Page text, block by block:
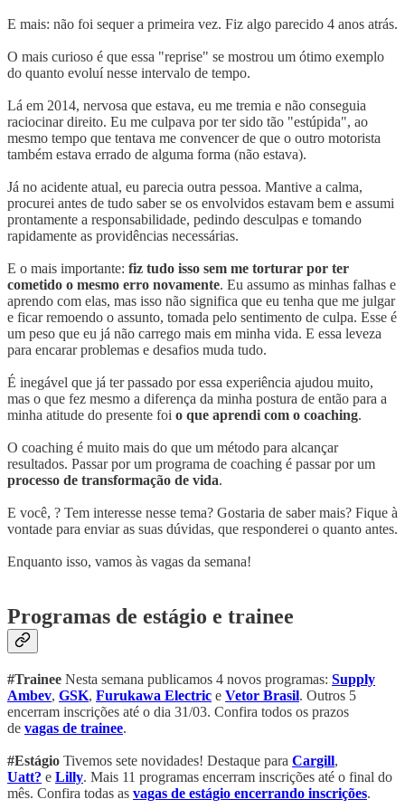
E mais: não foi sequer a primeira vez. Fiz algo parecido 4 anos atrás.
O mais curioso é que essa "reprise" se mostrou um ótimo exemplo
do quanto evoluí nesse intervalo de tempo.
Lá em 2014, nervosa que estava, eu me tremia e não conseguia
raciocinar direito. Eu me culpava por ter sido tão "estúpida", ao
mesmo tempo que tentava me convencer de que o outro motorista
também estava errado de alguma forma (não estava).
Já no acidente atual, eu parecia outra pessoa. Mantive a calma,
procurei antes de tudo saber se os envolvidos estavam bem e assumi
prontamente a responsabilidade, pedindo desculpas e tomando
rapidamente as providências necessárias.
E o mais importante: fiz tudo isso sem me torturar por ter
cometido o mesmo erro novamente. Eu assumo as minhas falhas e
aprendo com elas, mas isso não significa que eu tenha que me julgar
e ficar remoendo o assunto, tomada pelo sentimento de culpa. Esse é
um peso que eu já não carrego mais em minha vida. E essa leveza
para encarar problemas e desafios muda tudo.
É inegável que já ter passado por essa experiência ajudou muito,
mas o que fez mesmo a diferença da minha postura de então para a
minha atitude do presente foi o que aprendi com o coaching.
O coaching é muito mais do que um método para alcançar
resultados. Passar por um programa de coaching é passar por um
processo de transformação de vida.
E você, ? Tem interesse nesse tema? Gostaria de saber mais? Fique à
vontade para enviar as suas dúvidas, que responderei o quanto antes.
Enquanto isso, vamos às vagas da semana!
Programas de estágio e trainee
#Trainee Nesta semana publicamos 4 novos programas: Supply
Ambev, GSK, Furukawa Electric e Vetor Brasil. Outros 5
encerram inscrições até o dia 31/03. Confira todos os prazos
de vagas de trainee.
#Estágio Tivemos sete novidades! Destaque para Cargill,
Uatt? e Lilly. Mais 11 programas encerram inscrições até o final do
mês. Confira todas as vagas de estágio encerrando inscrições.